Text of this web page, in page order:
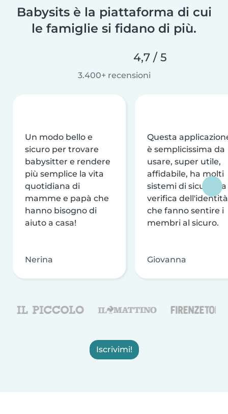
Babysits è la piattaforma di cui
le famiglie si fidano di più.
4,7 / 5
3.400+ recensioni
Un modo bello e
sicuro per trovare
babysitter e rendere
più semplice la vita
quotidiana di
mamme e papà che
hanno bisogno di
aiuto a casa!
Nerina
Questa
è semplicissima da
usare, super utile,
affidabile, ha molti
sistemi di sicurezza
verifica dell'identità
che fanno sentire i
membri al sicuro.
Giovanna
Iscrivimi!